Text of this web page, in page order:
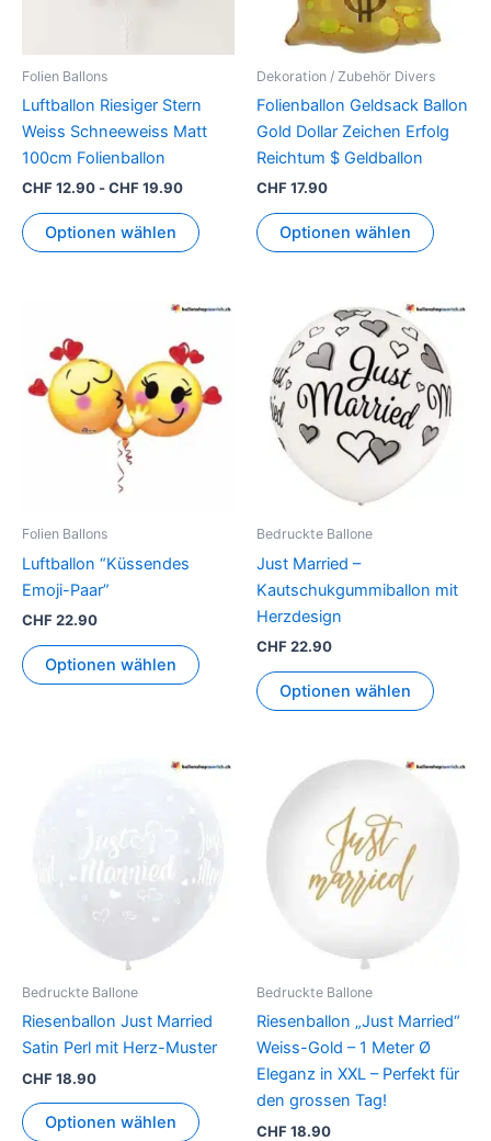
Folien Ballons
Luftballon Riesiger Stern
Weiss Schneeweiss Matt
100cm Folienballon
CHF12.90 -CHF19.90
Optionen wählen
Dekoration / Zubehör Divers
Folienballon Geldsack Ballon
Gold Dollar Zeichen Erfolg
Reichtum $ Geldballon
CHF17.90
Optionen wählen
Folien Ballons
Luftballon “Küssendes
Emoji-Paar”
CHF22.90
Optionen wählen
Bedruckte Ballone
Just Married –
Kautschukgummiballon mit
Herzdesign
CHF22.90
Optionen wählen
Bedruckte Ballone
Riesenballon Just Married
Satin Perl mit Herz-Muster
CHF18.90
Optionen wählen
Bedruckte Ballone
Riesenballon „Just Married“
Weiss-Gold – 1 Meter Ø
Eleganz in XXL – Perfekt für
den grossen Tag!
CHF18.90